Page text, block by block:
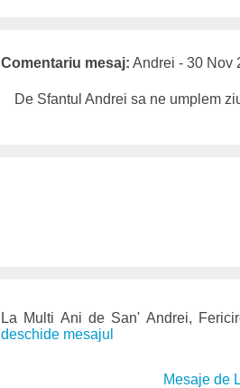
Comentariu mesaj: Andrei - 30 Nov
De Sfantul Andrei sa ne umplem
La Multi Ani de San' Andrei,
deschide mesajul
Mesaje de